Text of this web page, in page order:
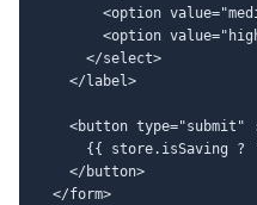
<option
<option
      </select>
    </label>
<button type="submit"
{{ store.isSaving ?
    </button>
  </form>